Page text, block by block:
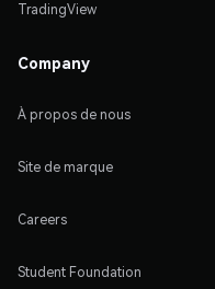
TradingView
Company
À propos de nous
Site de marque
Careers
Student Foundation